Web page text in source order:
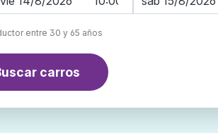
entre 30 y 65 años
carros